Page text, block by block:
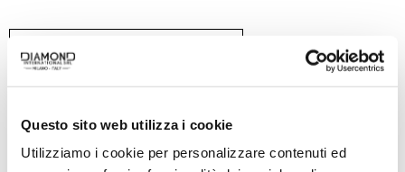
Questo sito web utilizza i cookie
Utilizziamo i cookie per personalizzare contenuti ed
SCOPRI TUTTI I BRAND